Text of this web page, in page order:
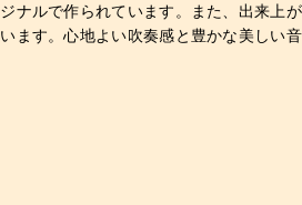
ナルで作られています。また、出来
ます。心地よい吹奏感と豊かな美しい